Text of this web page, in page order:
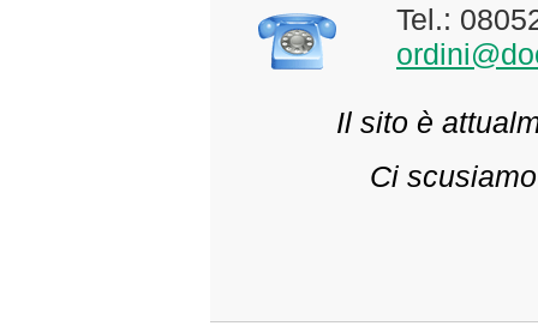
Tel.:
Il sito è
Ci